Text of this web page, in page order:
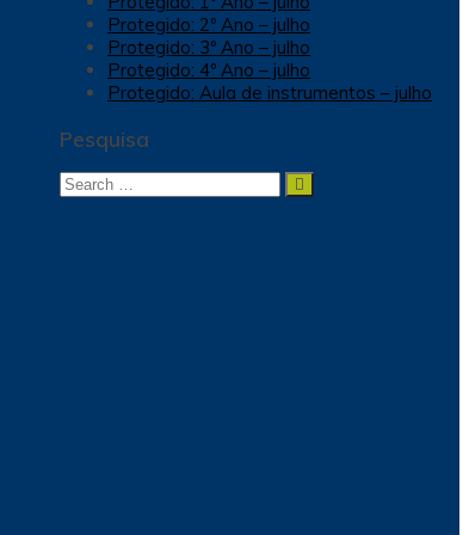
Protegido: 2º Ano – julho
Protegido: 3º Ano – julho
Protegido: 4º Ano – julho
Protegido: Aula de instrumentos – julho
Pesquisa
Search
Search